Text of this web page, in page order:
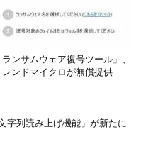
ランサムウェア復号ツール」、
レンドマイクロが無償提供
字列読み上げ機能」が新たに